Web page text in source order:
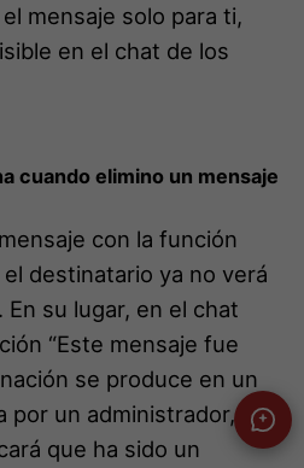
mensaje solo para ti,
en el chat de los
cuando elimino un mensaje
con la función
el destinatario ya no verá
su lugar, en el chat
“Este mensaje fue
se produce en un
por un administrador, la
que ha sido un